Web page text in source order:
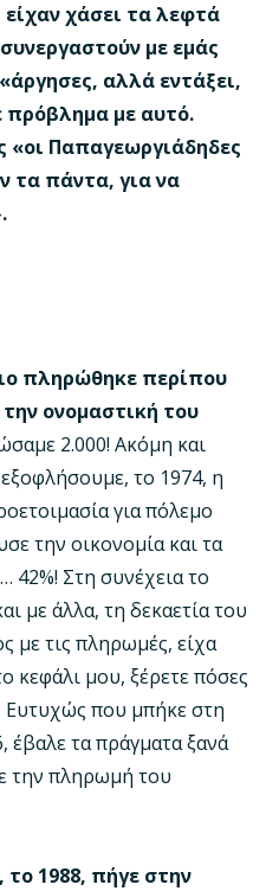
χάσει τα λεφτά
με εμάς
αλλά εντάξει,
πρόβλημα με αυτό.
«οι Παπαγεωργιάδηδες
τα πάντα, για να
πληρώθηκε περίπου
ονομαστική του
2.000! Ακόμη και
το 1974, η
για πόλεμο
την οικονομία και τα
42%! Στη συνέχεια το
με άλλα, τη δεκαετία του
με τις πληρωμές, είχα
κεφάλι μου, ξέρετε πόσες
Ευτυχώς που μπήκε στη
έβαλε τα πράγματα ξανά
την πληρωμή του
1988, πήγε στην